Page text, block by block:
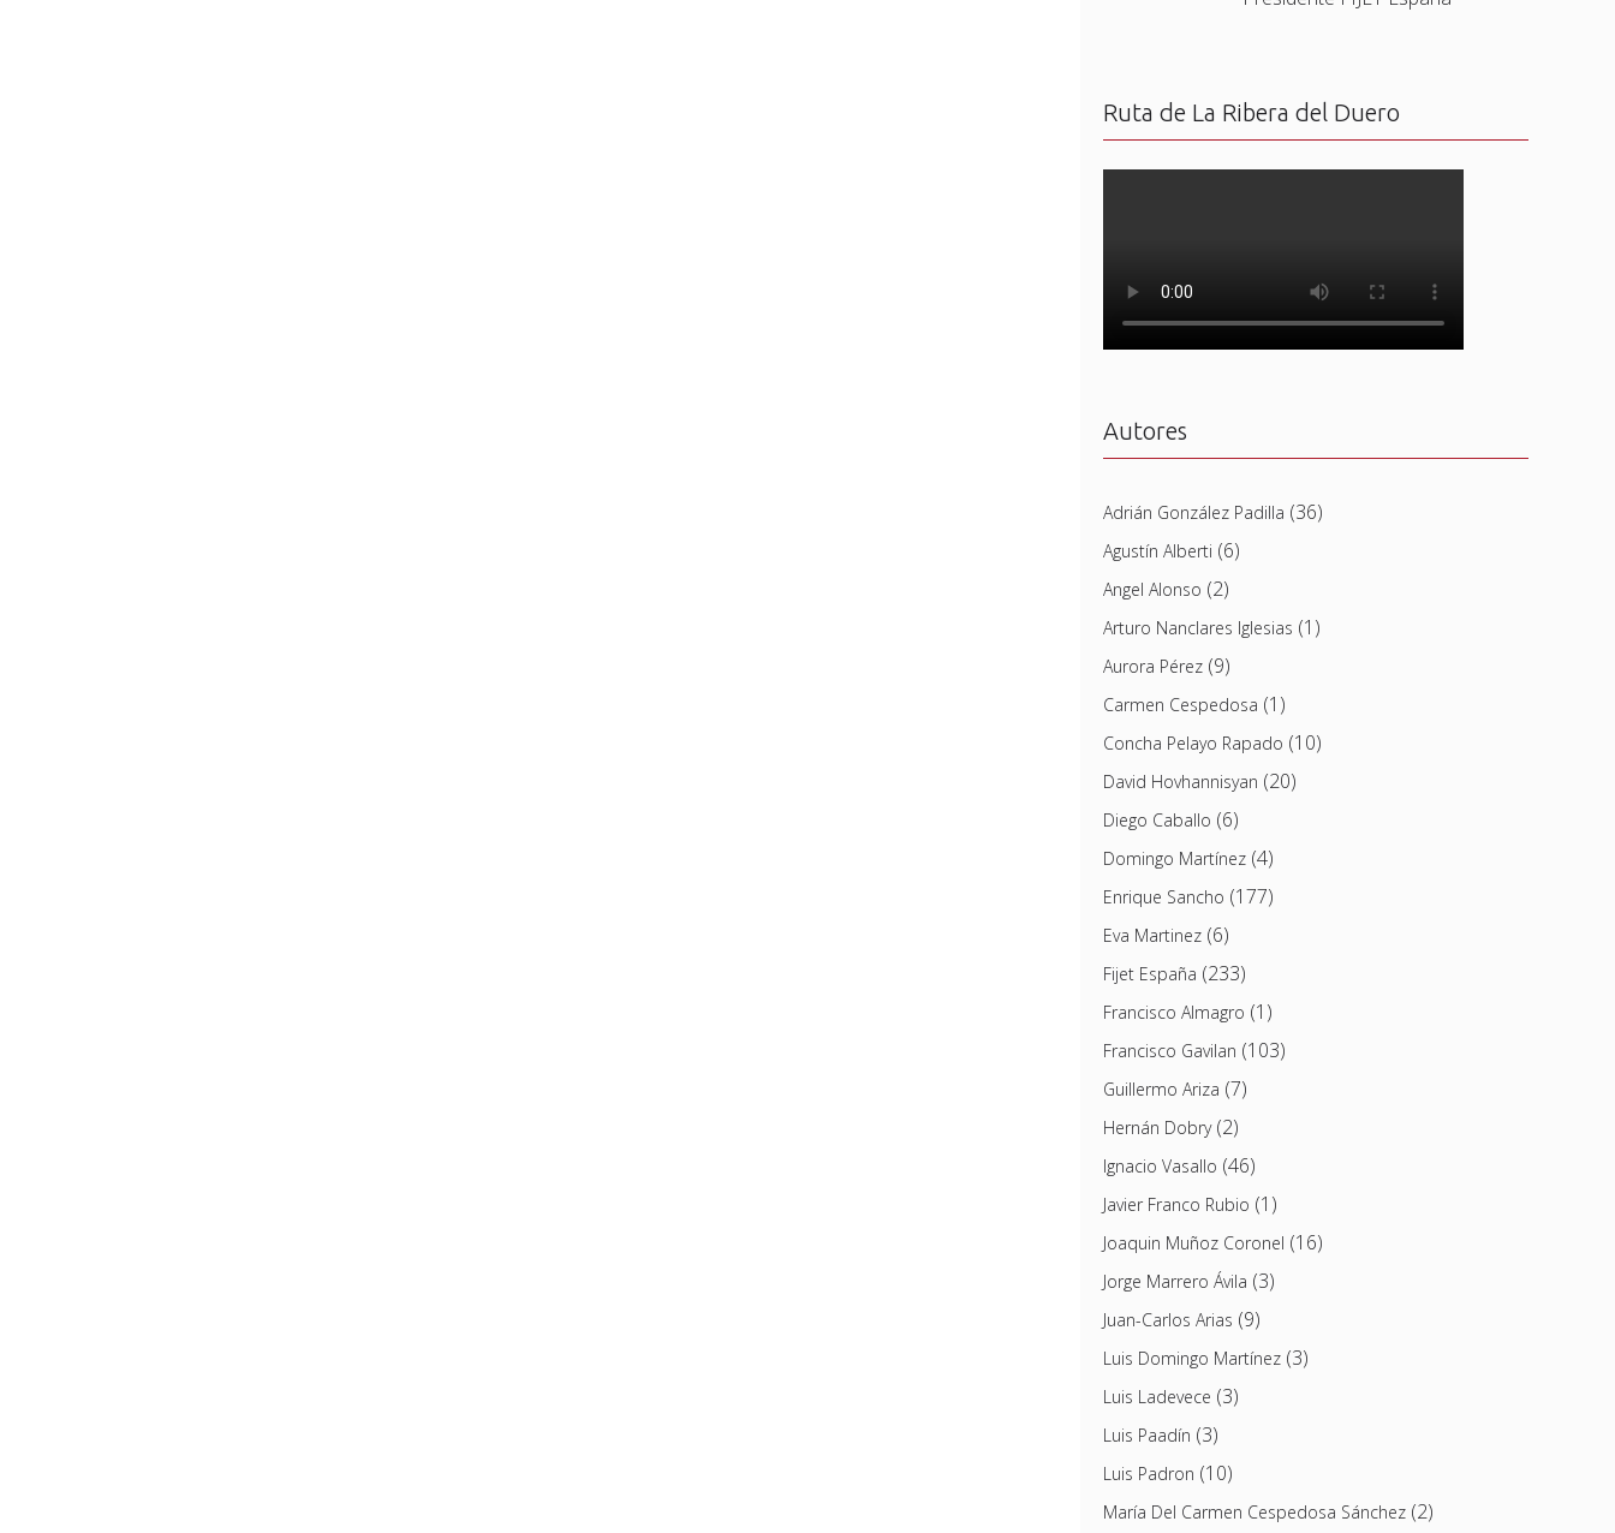
Ruta de La Ribera del Duero
Autores
Adrián González Padilla (36)
Agustín Alberti (6)
Angel Alonso (2)
Arturo Nanclares Iglesias (1)
Aurora Pérez(9)
Carmen Cespedosa (1)
Concha Pelayo Rapado (10)
David Hovhannisyan (20)
Diego Caballo (6)
Domingo Martínez(4)
Enrique Sancho (177)
Eva Martinez(6)
Fijet España (233)
Francisco Almagro (1)
Francisco Gavilan (103)
Guillermo Ariza (7)
Hernán Dobry(2)
Ignacio Vasallo (46)
Javier Franco Rubio (1)
Joaquin Muñoz Coronel (16)
Jorge Marrero Ávila (3)
Juan-Carlos Arias (9)
Luis Domingo Martínez(3)
Luis Ladevece (3)
Luis Paadín (3)
Luis Padron (10)
María Del Carmen Cespedosa Sánchez(2)